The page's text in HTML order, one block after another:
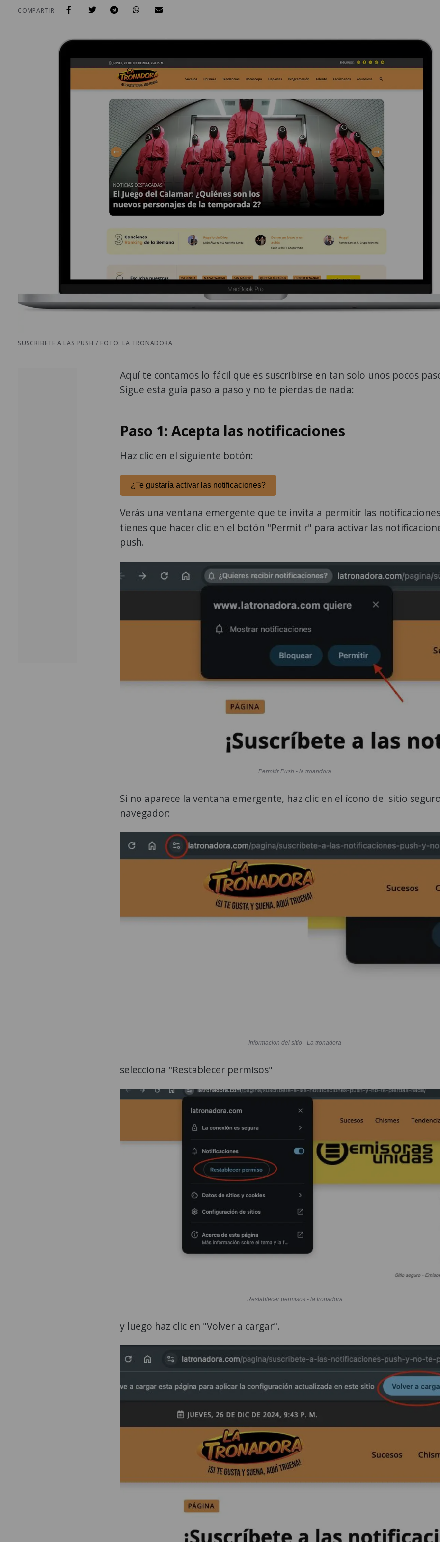
COMPARTIR:
SUSCRIBETE A LAS PUSH / FOTO: LA TRONADORA
Aquí te contamos lo fácil que es suscribirse en tan solo unos pocos
Sigue esta guía paso a paso y no te pierdas de nada:
Paso 1: Acepta las notificaciones
Haz clic en el siguiente botón:
¿Te gustaría activar las notificaciones?
Verás una ventana emergente que te invita a permitir las
tienes que hacer clic en el botón "Permitir" para activar las
push.
Permitir Push - la troandora
Si no aparece la ventana emergente, haz clic en el ícono del sitio
navegador:
Información del sitio - La tronadora
selecciona "Restablecer permisos"
Restablecer permisos - la tronadora
y luego haz clic en "Volver a cargar".